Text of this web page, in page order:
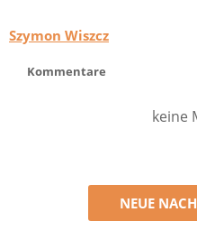
Szymon Wiszcz
Kommentare
keine
NEUE